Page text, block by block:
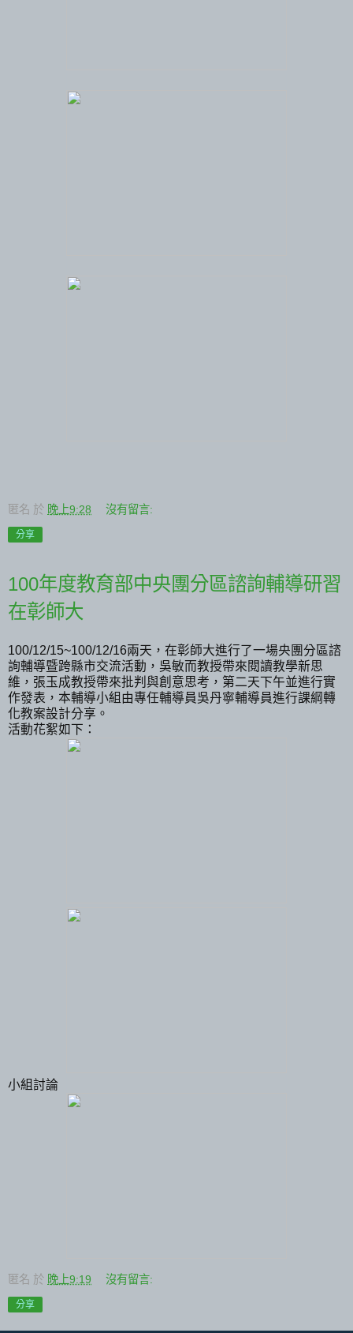
匿名 於 晚上9:28 沒有留言:
分享
100年度教育部中央團分區諮詢輔導研習
在彰師大
100/12/15~100/12/16兩天，在彰師大進行了一場央團分區諮
詢輔導暨跨縣市交流活動，吳敏而教授帶來閱讀教學新思
維，張玉成教授帶來批判與創意思考，第二天下午並進行實
作發表，本輔導小組由專任輔導員吳丹寧輔導員進行課綱轉
化教案設計分享。
活動花絮如下：
小組討論
匿名 於 晚上9:19 沒有留言:
分享